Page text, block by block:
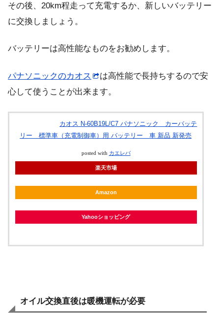
その後、20km程走って充電するか、新しいバッテリー
に交換しましょう。
バッテリーは高性能なものをお勧めします。
パナソニックのカオス
は高性能で長持ちするので安
心して使うことが出来ます。
カオス N-60B19L/C7 パナソニック カーバッテ
リー 標準車（充電制御車）用 バッテリー 車 新品 新発売
posted with カエレバ
楽天市場
Amazon
Yahooショッピング
オイル交換直後は暖機運転が必要